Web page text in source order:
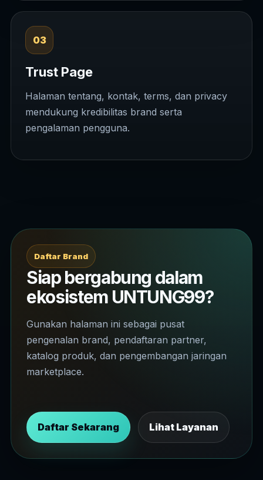
03
Trust Page
Halaman tentang, kontak, terms, dan privacy
mendukung kredibilitas brand serta
pengalaman pengguna.
Daftar Brand
Siap bergabung dalam
ekosistem UNTUNG99?
Gunakan halaman ini sebagai pusat
pengenalan brand, pendaftaran partner,
katalog produk, dan pengembangan jaringan
marketplace.
Daftar Sekarang Lihat Layanan